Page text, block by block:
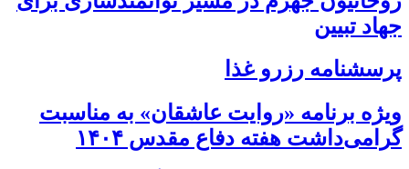
جهاد تبیین
پرسشنامه رزرو غذا
ویژه برنامه «روایت عاشقان» به مناسبت
گرامی‌داشت هفته دفاع مقدس ۱۴۰۴